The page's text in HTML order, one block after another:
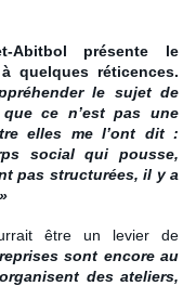
Abitbol présente le
quelques réticences.
le sujet de
que ce n’est pas une
elles me l’ont dit :
social qui pousse,
pas structurées, il y a
être un levier de
sont encore au
des ateliers,